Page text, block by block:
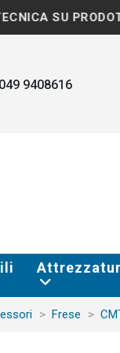
PRODOTTI
9408616
Frese